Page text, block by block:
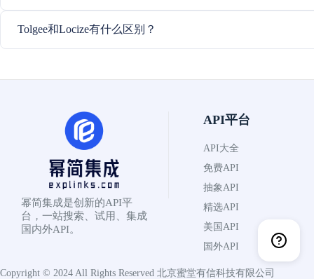
Tolgee和Locize有什么区别？
幂简集成是创新的API平
台，一站搜索、试用、集成
国内外API。
API平台
API大全
免费API
抽象API
精选API
美国API
国外API
Copyright © 2024 All Rights Reserved 北京蜜堂有信科技有限公司